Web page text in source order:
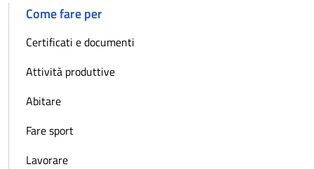
Come fare per
Certificati e documenti
Attività produttive
Abitare
Fare sport
Lavorare